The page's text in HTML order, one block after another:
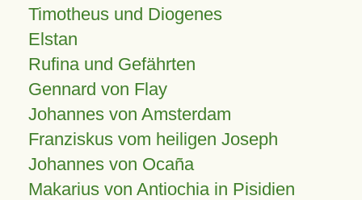
Timotheus und Diogenes
Elstan
Rufina und Gefährten
Gennard von Flay
Johannes von Amsterdam
Franziskus vom heiligen Joseph
Johannes von Ocaña
Makarius von Antiochia in Pisidien